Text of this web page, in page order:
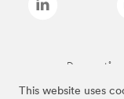
This website uses
De